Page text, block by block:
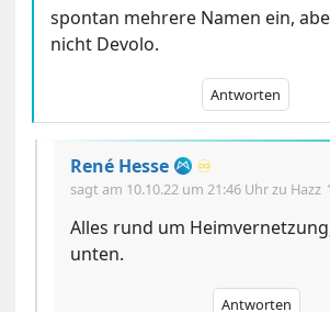
spontan mehrere Namen ein,
nicht Devolo.
Antworten
René Hesse ♾️
sagt am 10.10.22 um 21:46 Uhrzu Hazz
Alles rund um
unten.
Antworten